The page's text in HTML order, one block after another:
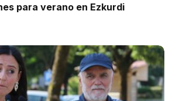
para verano en Ezkurdi